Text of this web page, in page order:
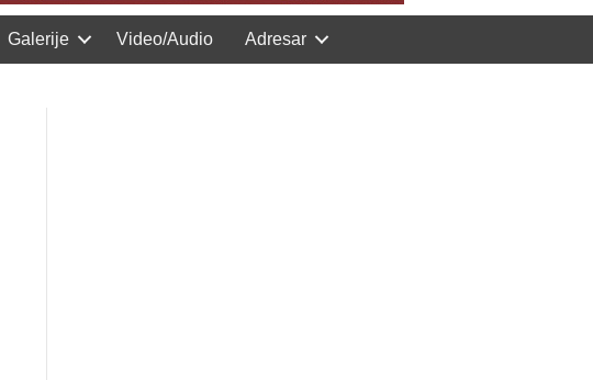
Galerije Video/Audio Adresar